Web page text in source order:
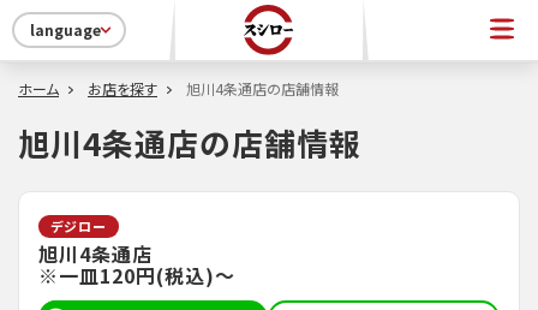
language
ホーム お店を探す 旭川4条通店の店舗情報
旭川4条通店の店舗情報
デジロー
旭川4条通店
※一皿120円(税込)～